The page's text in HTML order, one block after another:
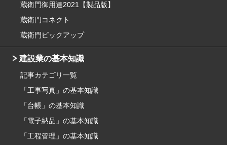
蔵衛門御用達2021【製品版】
蔵衛門コネクト
蔵衛門ピックアップ
建設業の基本知識
記事カテゴリ一覧
「工事写真」の基本知識
「台帳」の基本知識
「電子納品」の基本知識
「工程管理」の基本知識